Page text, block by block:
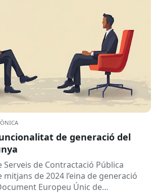
de generació del
Serveis de Contractació Pública
de 2024 l’eina de generació
Europeu Únic de